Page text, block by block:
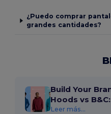
¿Puedo comprar
grandes cantidades?
Build Your
Hoods vs
Leer más...